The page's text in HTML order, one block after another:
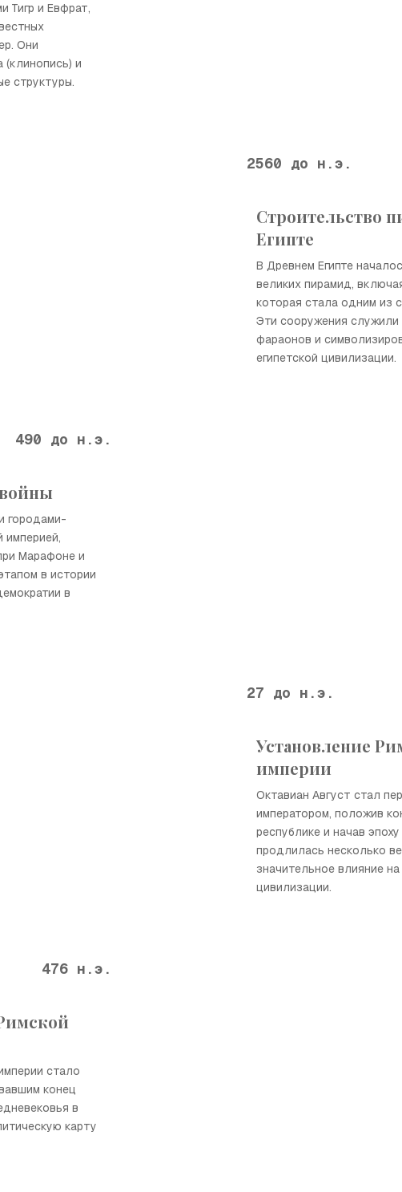
Тигр и Евфрат,
Они
(клинопись) и
структуры.
2560 до н.э.
Строительство
Египте
В Древнем Египте
великих пирамид,
которая стала одним из
Эти сооружения служили
фараонов и
египетской цивилизации.
490 до н.э.
городами-
империей,
Марафоне и
в истории
в
27 до н.э.
Установление
империи
Октавиан Август стал
императором, положив
республике и начав
продлилась несколько
значительное влияние
цивилизации.
476 н.э.
стало
конец
в
карту